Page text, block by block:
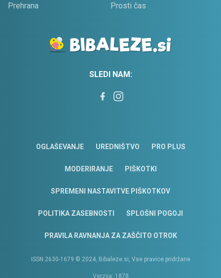
Prehrana Prosti čas
SLEDI NAM:
OGLAŠEVANJE UREDNIŠTVO PRO PLUS
MODERIRANJE PIŠKOTKI
SPREMENI NASTAVITVE PIŠKOTKOV
POLITIKA ZASEBNOSTI SPLOŠNI POGOJI
PRAVILA RAVNANJA ZA ZAŠČITO OTROK
ISSN 2630-1679 © 2024, Bibaleze.si, Vse pravice pridržane
Verzija: 1878